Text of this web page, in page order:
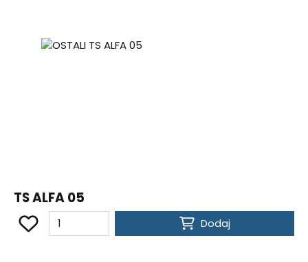
TS ALFA 05
Dodaj